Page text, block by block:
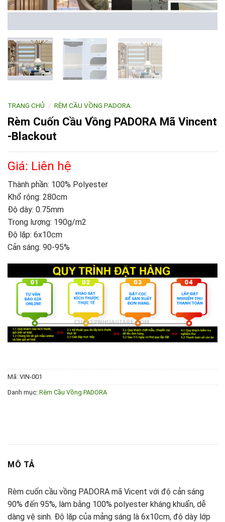
TRANG CHỦ / RÈM CẦU VỒNG PADORA
Rèm Cuốn Cầu Vồng PADORA Mã Vincent
-Blackout
Giá: Liên hệ
Thành phần: 100% Polyester
Khổ rộng: 280cm
Độ dày: 0.75mm
Trọng lượng: 190g/m2
Độ lặp: 6x10cm
Cản sáng: 90-95%
Mã: VIN-001
Danh mục: Rèm Cầu Vồng PADORA
MÔ TẢ
Rèm cuốn cầu vồng PADORA mã Vicent với độ cản sáng
90% đến 95%, làm bằng 100% polyester kháng khuẩn, dễ
dàng vệ sinh. Độ lặp của mảng sáng là 6x10cm, độ dày lớp